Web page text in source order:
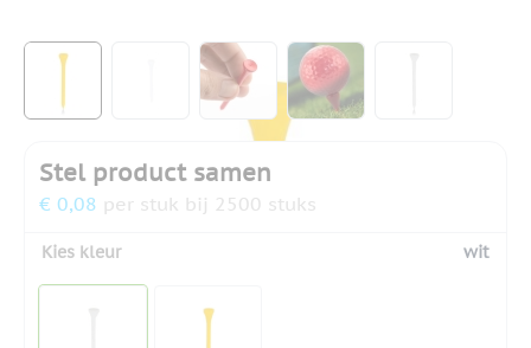
View larger imageView larger image
View larger imageView larger image
Stel product samen
€ 0,08 per stuk bij 2500 stuks
Kies kleur wit